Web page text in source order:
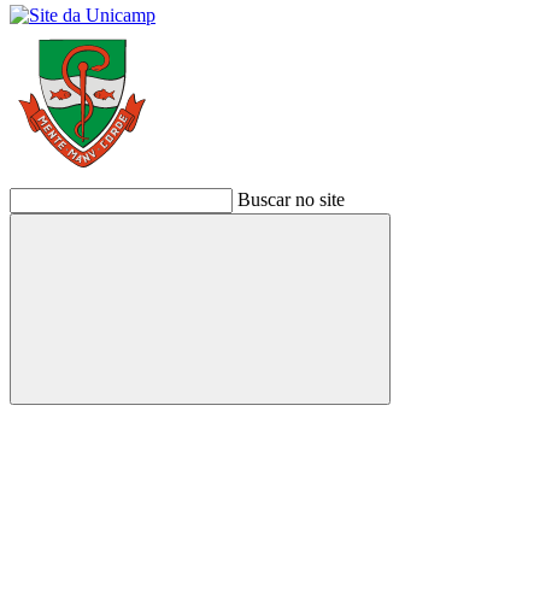
Buscar no site
Buscar